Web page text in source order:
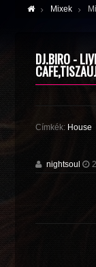
Mixek
DJ.BIRO -
Címkék: House
nightsoul